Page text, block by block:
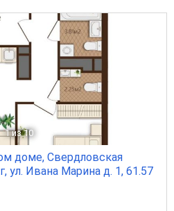
1 из 10
доме, Свердловская
ул. Ивана Марина д. 1, 61.57